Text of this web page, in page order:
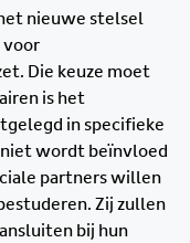
nieuwe stelsel
voor
Die keuze moet
is het
in specifieke
wordt beïnvloed
partners willen
Zij zullen
bij hun